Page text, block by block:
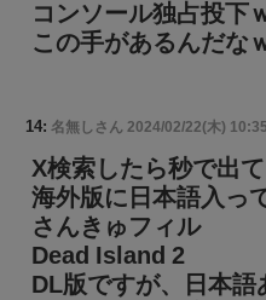
コンソール独占投下
この手があるんだな
14: 名無しさん 2024/02/22(木)
X検索したら秒で出
海外版に日本語入っ
さんきゅフィル
Dead Island 2
DL版ですが、日本語